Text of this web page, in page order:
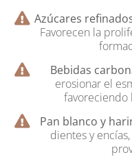
Azúcares
Favorecen la
Bebidas
erosionar el
favoreciendo
Pan blanco y
dientes y